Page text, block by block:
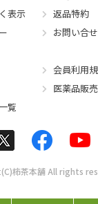
表示
返品特約
お問い合せ
会員利用
医薬品販
覧
柿茶本舗 All rights